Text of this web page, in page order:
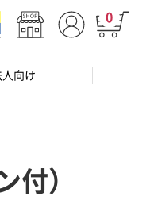
0
人向け
付）